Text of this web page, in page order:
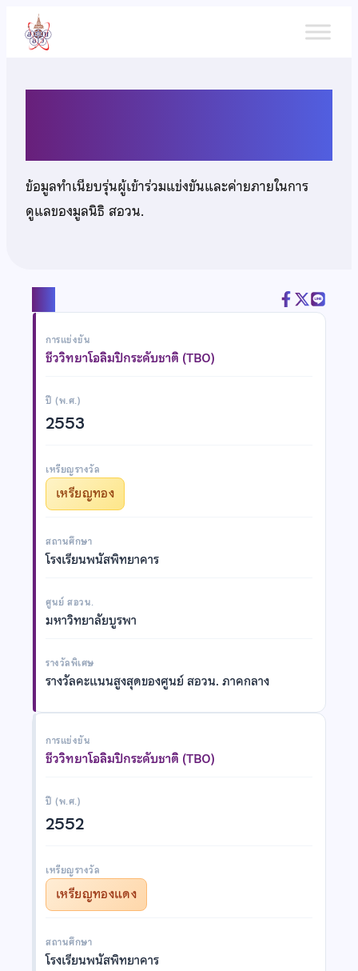
เนื้อหา
ข้อมูลทำเนียบรุ่นผู้เข้าร่วมแข่งขันและค่ายภายในการ
ดูแลของมูลนิธิ สอวน.
การแข่งขัน
ชีววิทยาโอลิมปิกระดับชาติ (TBO)
ปี (พ.ศ.)
2553
เหรียญรางวัล
เหรียญทอง
สถานศึกษา
โรงเรียนพนัสพิทยาคาร
ศูนย์ สอวน.
มหาวิทยาลัยบูรพา
รางวัลพิเศษ
รางวัลคะแนนสูงสุดของศูนย์ สอวน. ภาคกลาง
การแข่งขัน
ชีววิทยาโอลิมปิกระดับชาติ (TBO)
ปี (พ.ศ.)
2552
เหรียญรางวัล
เหรียญทองแดง
สถานศึกษา
โรงเรียนพนัสพิทยาคาร